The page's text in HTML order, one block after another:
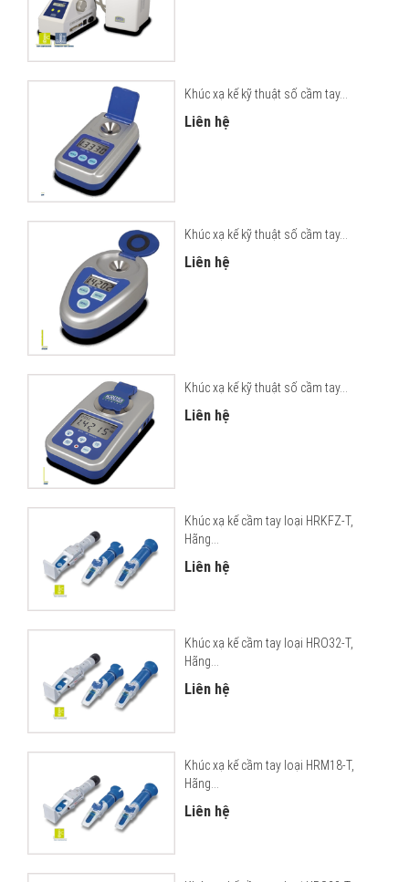
Khúc xạ kế kỹ thuật số cầm tay...
Liên hệ
Khúc xạ kế kỹ thuật số cầm tay...
Liên hệ
Khúc xạ kế kỹ thuật số cầm tay...
Liên hệ
Khúc xạ kế cầm tay loại HRKFZ-T,
Hãng...
Liên hệ
Khúc xạ kế cầm tay loại HRO32-T,
Hãng...
Liên hệ
Khúc xạ kế cầm tay loại HRM18-T,
Hãng...
Liên hệ